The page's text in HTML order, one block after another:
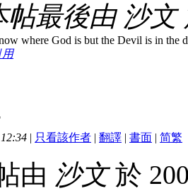
帖最後由 沙文
where God is but the Devil is in the
用
| 只看該作者 | 翻譯 | 書面 | 简繁
由 沙文於